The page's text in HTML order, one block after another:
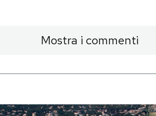
Mostra i commenti